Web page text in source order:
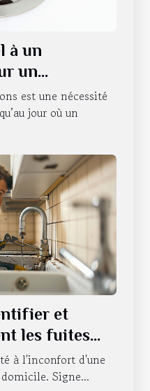
à un
un
à
est une nécessité
jour où un
et
les fuites
à l'inconfort d'une
Signe...